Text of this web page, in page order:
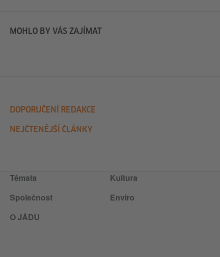
MOHLO BY VÁS ZAJÍMAT
DOPORUČENÍ REDAKCE
NEJČTENĚJŠÍ ČLÁNKY
Témata
Kultura
Společnost
Enviro
O JÁDU